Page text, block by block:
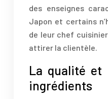
des enseignes
Japon et certains
de leur chef
attirer la clientèle.
La qualité et
ingrédients